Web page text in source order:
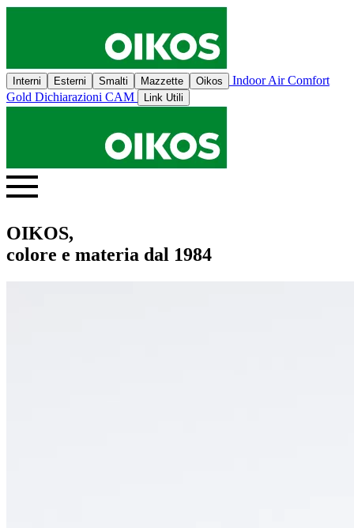
Interni Esterni Smalti Mazzette Oikos
Indoor Air Comfort
Gold Dichiarazioni CAM Link Utili
OIKOS,
colore e materia dal 1984